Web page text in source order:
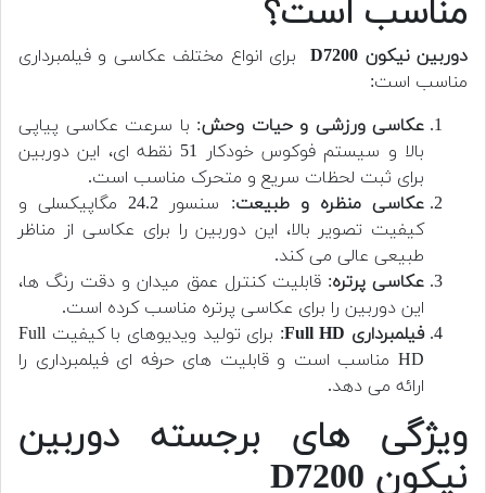
مناسب است؟
دوربین نیکون D7200
برای انواع مختلف عکاسی و فیلمبرداری
مناسب است:
عکاسی ورزشی و حیات وحش: با سرعت عکاسی پیاپی
بالا و سیستم فوکوس خودکار 51 نقطه ای، این دوربین
برای ثبت لحظات سریع و متحرک مناسب است.
عکاسی منظره و طبیعت
: سنسور 24.2 مگاپیکسلی و
کیفیت تصویر بالا، این دوربین را برای عکاسی از مناظر
طبیعی عالی می کند.
عکاسی پرتره: قابلیت کنترل عمق میدان و دقت رنگ ها،
این دوربین را برای عکاسی پرتره مناسب کرده است.
فیلمبرداری Full HD
: برای تولید ویدیوهای با کیفیت Full
HD مناسب است و قابلیت های حرفه ای فیلمبرداری را
ارائه می دهد.
ویژگی های برجسته دوربین
نیکون D7200